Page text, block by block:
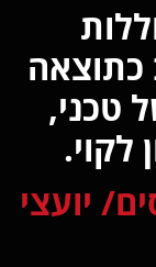
כתוצאה
טכני,
לקוי.
יועצי